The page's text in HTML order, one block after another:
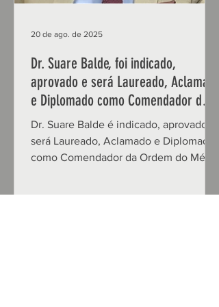
Dr. Suare Balde, foi indicado,
aprovado e será Laureado, Aclamado
e Diplomado como Comendador da
Ordem do Mérito do Elo Social.
Dr. Suare Balde é indicado, aprovado e
será Laureado, Aclamado e Diplomado
como Comendador da Ordem do Mérito
20 de ago. de 2025